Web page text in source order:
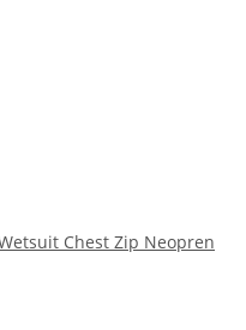
Chest Zip Neopren